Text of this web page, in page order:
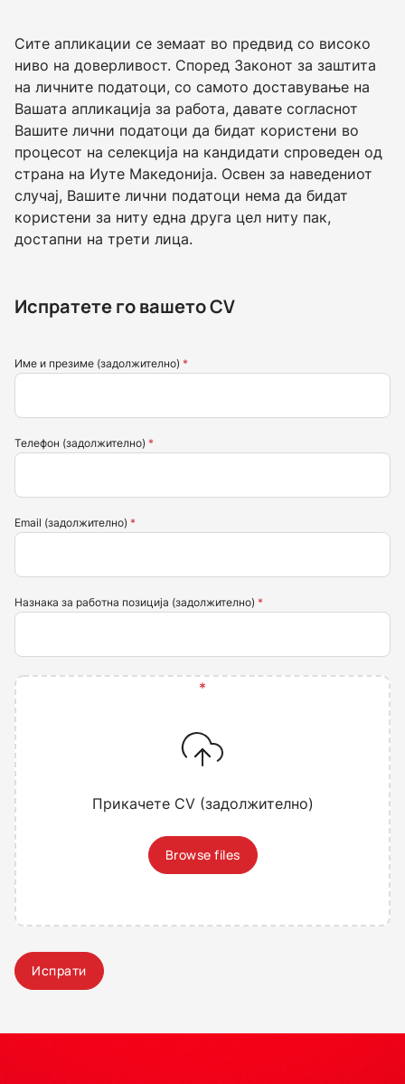
Сите апликации се земаат во предвид со високо
ниво на доверливост. Според Законот за заштита
на личните податоци, со самото доставување на
Вашата апликација за работа, давате согласнот
Вашите лични податоци да бидат користени во
процесот на селекција на кандидати спроведен од
страна на Иуте Македонија. Освен за наведениот
случај, Вашите лични податоци нема да бидат
користени за ниту една друга цел ниту пак,
достапни на трети лица.
Испратете го вашето CV
Име и презиме (задолжително)
Телефон (задолжително)
Email (задолжително)
Назнака за работна позиција (задолжително)
Прикачете CV (задолжително)
Browse files
Испрати